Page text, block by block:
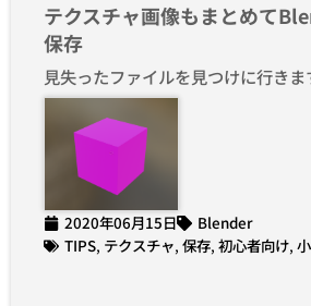
テクスチャ画像もまとめて
保存
見失ったファイルを見つけに行きま
2020年06月15日
Blender
TIPS, テクスチャ, 保存, 初心者向け,